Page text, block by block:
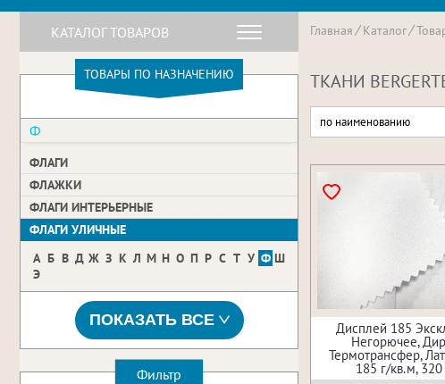
КАТАЛОГ ТОВАРОВ
ТОВАРЫ ПО НАЗНАЧЕНИЮ
Ф
ФЛАГИ
ФЛАЖКИ
ФЛАГИ ИНТЕРЬЕРНЫЕ
ФЛАГИ УЛИЧНЫЕ
А Б В Д Ж З К Л М Н О П Р С Т У Ф Ш
Э
ПОКАЗАТЬ ВСЕ
Фильтр
Главная Каталог
ТКАНИ
по наименованию
Дисплей 185
Негорючее,
Термотрансфер,
185 г/кв.м,